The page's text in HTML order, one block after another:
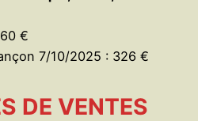
€
7/10/2025 : 326 €
DE VENTES